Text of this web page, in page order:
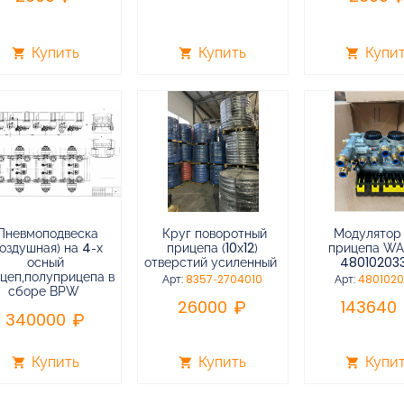
shopping_cart Купить
на 4-х
осный
в
сборе BPW
340000
shopping_cart Купить
shopping_cart Купить
Круг поворотный
прицепа (10х12)
отверстий усиленный
Арт:8357-2704010
26000
shopping_cart Купить
shopping_cart
Модулятор
прицепа
Арт:
143640
shopping_cart